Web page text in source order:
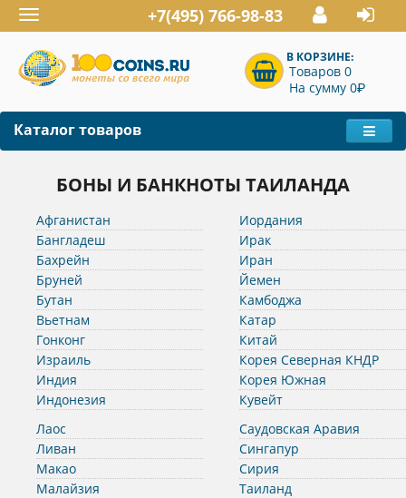
Toggle
navigation
+7(495) 766-98-83
В КОРЗИНЕ:
Товаров 0
На сумму 0P
Каталог товаров
БОНЫ И БАНКНОТЫ ТАИЛАНДА
Афганистан
Бангладеш
Бахрейн
Бруней
Бутан
Вьетнам
Гонконг
Израиль
Индия
Индонезия
Иордания
Ирак
Иран
Йемен
Камбоджа
Катар
Китай
Корея Северная КНДР
Корея Южная
Кувейт
Лаос
Ливан
Макао
Малайзия
Саудовская Аравия
Сингапур
Сирия
Таиланд